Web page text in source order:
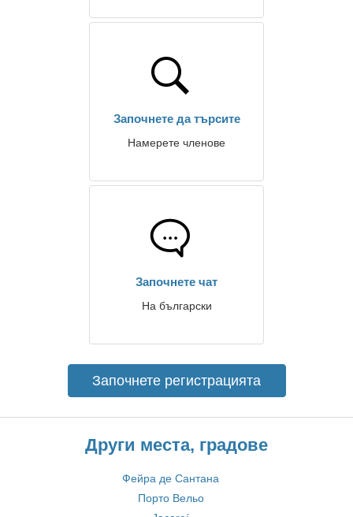
Започнете да търсите
Намерете членове
Започнете чат
На български
Започнете регистрацията
Други места, градове
Фейра де Сантана
Порто Вельо